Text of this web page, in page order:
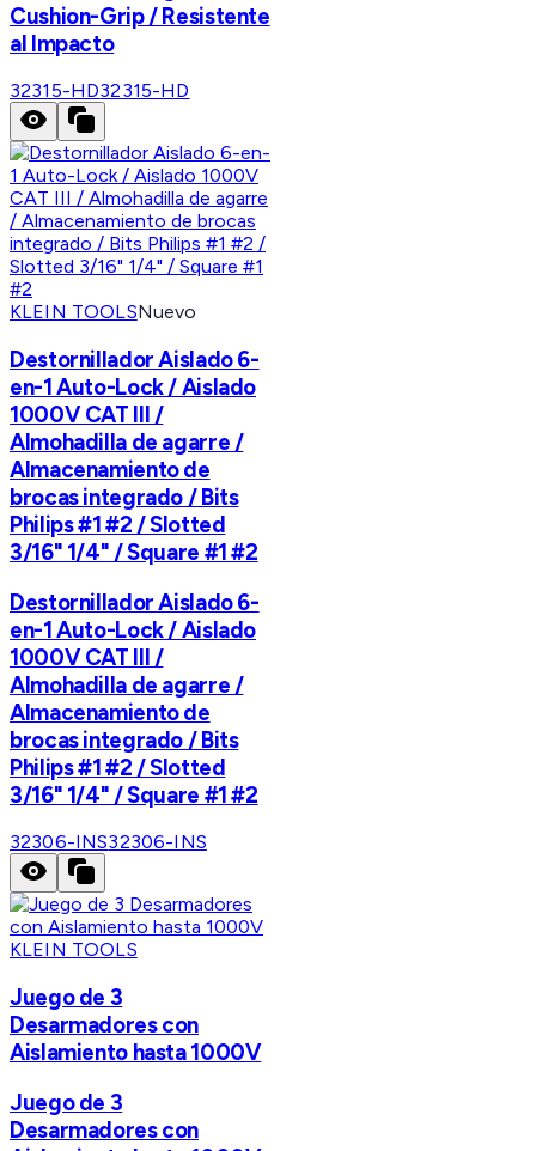
Cushion-Grip / Resistente
al Impacto
32315-HD32315-HD
KLEIN TOOLSNuevo
Destornillador Aislado 6-
en-1 Auto-Lock / Aislado
1000V CAT III /
Almohadilla de agarre /
Almacenamiento de
brocas integrado / Bits
Philips #1 #2 / Slotted
3/16" 1/4" / Square #1 #2
Destornillador Aislado 6-
en-1 Auto-Lock / Aislado
1000V CAT III /
Almohadilla de agarre /
Almacenamiento de
brocas integrado / Bits
Philips #1 #2 / Slotted
3/16" 1/4" / Square #1 #2
32306-INS32306-INS
KLEIN TOOLS
Juego de 3
Desarmadores con
Aislamiento hasta 1000V
Juego de 3
Desarmadores con